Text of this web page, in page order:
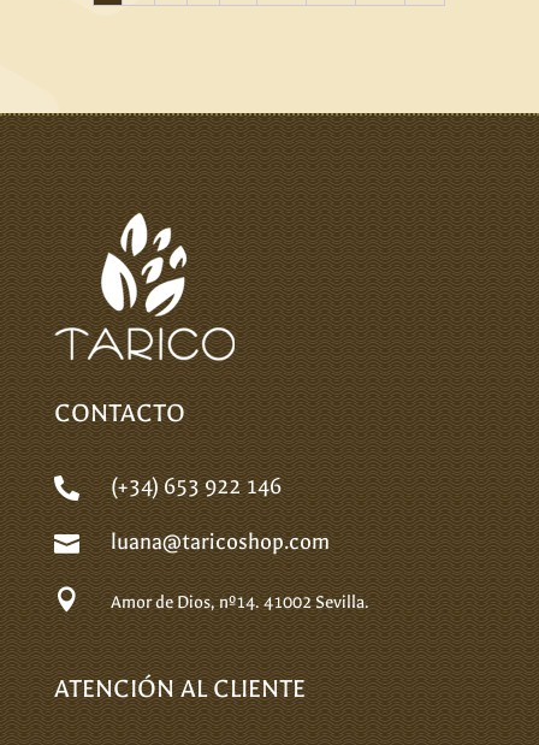
CONTACTO
 (+34) 653 922 146
 luana@taricoshop.com
 Amor de Dios, nº14.41002 Sevilla.
ATENCIÓN AL CLIENTE